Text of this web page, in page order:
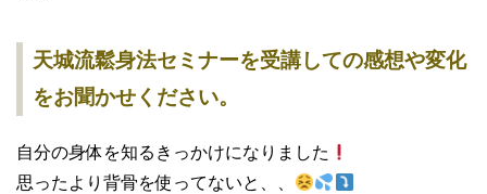
天城流鬆身法セミナーを受講しての感想や変化
をお聞かせください。
自分の身体を知るきっかけになりました
思ったより背骨を使ってないと、、